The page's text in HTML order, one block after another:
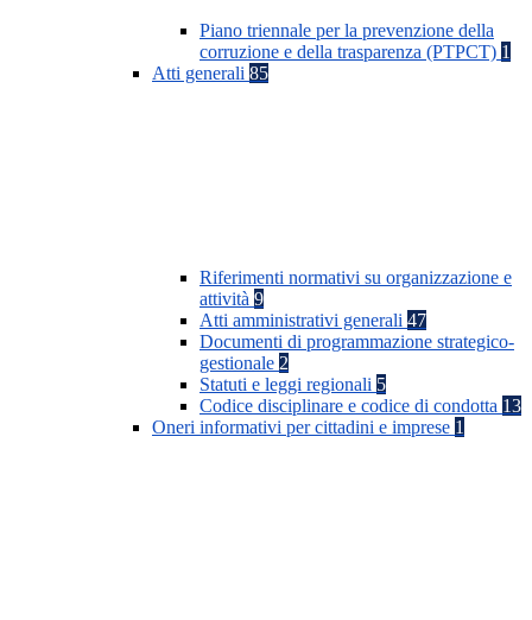
Piano triennale per la prevenzione della
corruzione e della trasparenza (PTPCT) 1
Atti generali 85
Riferimenti normativi su organizzazione e
attività 9
Atti amministrativi generali 47
Documenti di programmazione strategico-
gestionale 2
Statuti e leggi regionali 5
Codice disciplinare e codice di condotta 13
Oneri informativi per cittadini e imprese 1